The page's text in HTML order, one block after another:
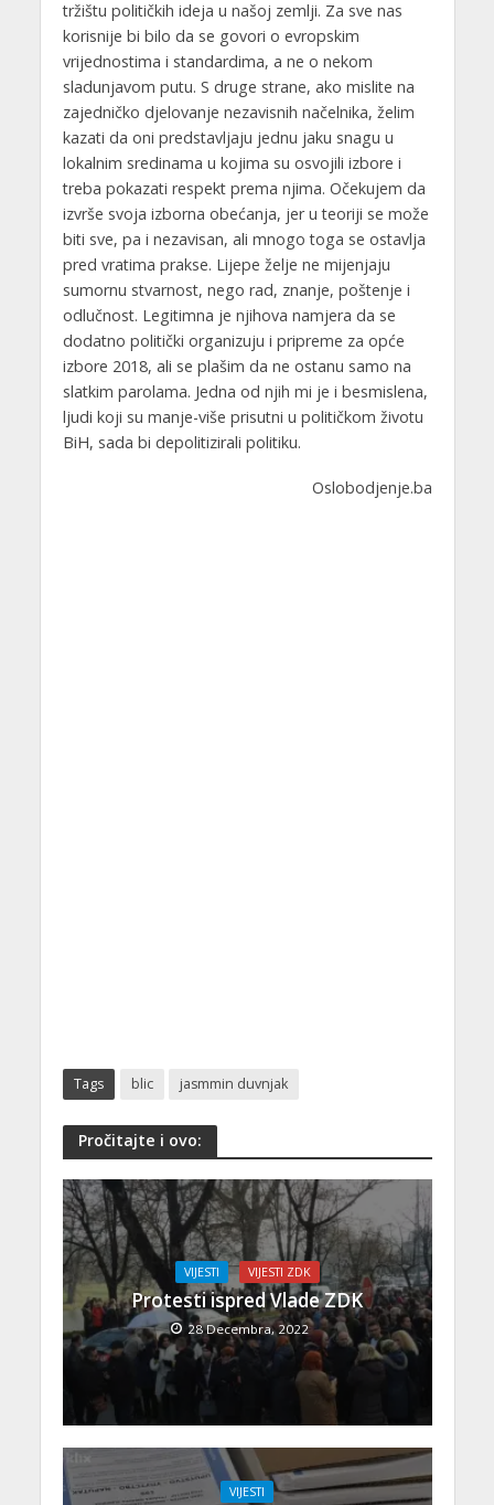
tržištu političkih ideja u našoj zemlji. Za sve nas
korisnije bi bilo da se govori o evropskim
vrijednostima i standardima, a ne o nekom
sladunjavom putu. S druge strane, ako mislite na
zajedničko djelovanje nezavisnih načelnika, želim
kazati da oni predstavljaju jednu jaku snagu u
lokalnim sredinama u kojima su osvojili izbore i
treba pokazati respekt prema njima. Očekujem da
izvrše svoja izborna obećanja, jer u teoriji se može
biti sve, pa i nezavisan, ali mnogo toga se ostavlja
pred vratima prakse. Lijepe želje ne mijenjaju
sumornu stvarnost, nego rad, znanje, poštenje i
odlučnost. Legitimna je njihova namjera da se
dodatno politički organizuju i pripreme za opće
izbore 2018, ali se plašim da ne ostanu samo na
slatkim parolama. Jedna od njih mi je i besmislena,
ljudi koji su manje-više prisutni u političkom životu
BiH, sada bi depolitizirali politiku.
Oslobodjenje.ba
Tags blic jasmmin duvnjak
Pročitajte i ovo:
VIJESTI VIJESTI ZDK
Protesti ispred Vlade ZDK
28 Decembra, 2022
VIJESTI